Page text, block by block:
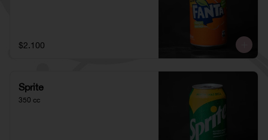
$2.100
Sprite
350 cc